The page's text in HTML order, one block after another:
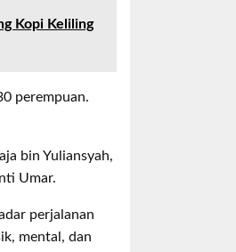
Kopi Keliling
perempuan.
bin Yuliansyah,
Umar.
perjalanan
mental, dan